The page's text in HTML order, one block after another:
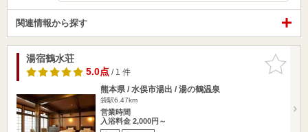
関連情報から探す
お気に入
りに追加
湯宿鶴水荘
5.0点/ 1 件
熊本県 / 水俣市湯出 / 湯の鶴温泉
袋駅6.47km
営業時間
入浴料金 2,000円～